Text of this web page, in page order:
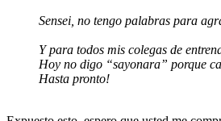
Sensei, no tengo palabras para
Y para todos mis colegas de
Hoy no digo “sayonara” porque
Hasta pronto!